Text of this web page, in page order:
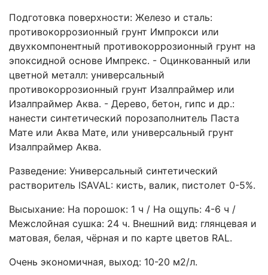
Подготовка поверхности: Железо и сталь:
противокоррозионный грунт Импрокси или
двухкомпонентный противокоррозионный грунт на
эпоксидной основе Импрекс. - Оцинкованный или
цветной металл: универсальный
противокоррозионный грунт Изалпраймер или
Изалпраймер Аква. - Дерево, бетон, гипс и др.:
нанести синтетический порозаполнитель Паста
Мате или Аква Мате, или универсальный грунт
Изалпраймер Аква.
Разведение: Универсальный синтетический
растворитель ISAVAL: кисть, валик, пистолет 0-5%.
Высыхание: На порошок: 1 ч / На ощупь: 4-6 ч /
Межслойная сушка: 24 ч. Внешний вид: глянцевая и
матовая, белая, чёрная и по карте цветов RAL.
Очень экономичная, выход: 10-20 м2/л.